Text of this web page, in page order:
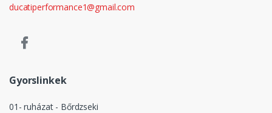
ducatiperformance1@gmail.com
Gyorslinkek
01- ruházat - Bőrdzseki